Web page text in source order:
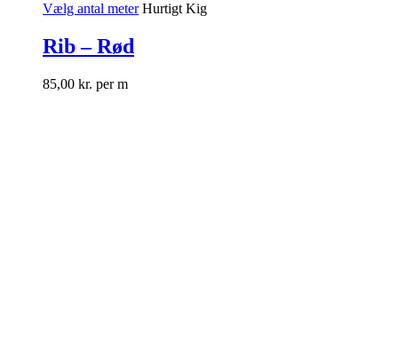
Vælg antal meter Hurtigt Kig
Rib – Rød
85,00 kr. per m